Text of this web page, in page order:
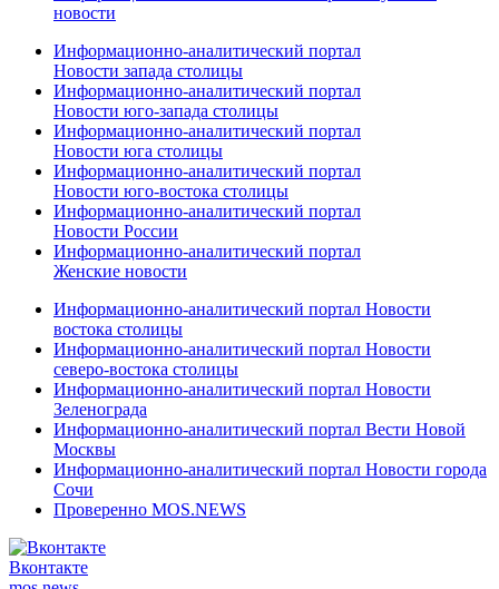
новости
Информационно-аналитический портал
Новости запада столицы
Информационно-аналитический портал
Новости юго-запада столицы
Информационно-аналитический портал
Новости юга столицы
Информационно-аналитический портал
Новости юго-востока столицы
Информационно-аналитический портал
Новости России
Информационно-аналитический портал
Женские новости
Информационно-аналитический портал Новости
востока столицы
Информационно-аналитический портал Новости
северо-востока столицы
Информационно-аналитический портал Новости
Зеленограда
Информационно-аналитический портал Вести Новой
Москвы
Информационно-аналитический портал Новости города
Сочи
Проверенно MOS.NEWS
Вконтакте